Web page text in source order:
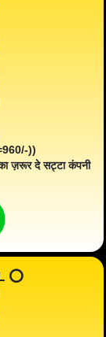
))
ज़रूर दे सट्टा कंपनी
⭕️